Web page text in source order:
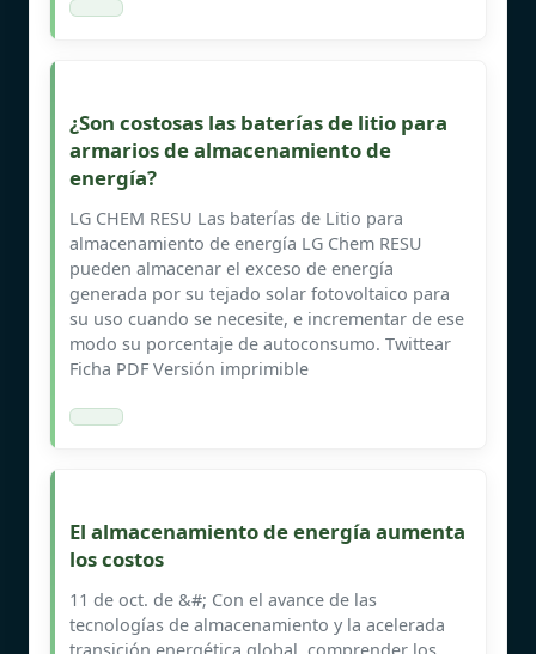
¿Son costosas las baterías de litio para
armarios de almacenamiento de
energía?
LG CHEM RESU Las baterías de Litio para
almacenamiento de energía LG Chem RESU
pueden almacenar el exceso de energía
generada por su tejado solar fotovoltaico para
su uso cuando se necesite, e incrementar de ese
modo su porcentaje de autoconsumo. Twittear
Ficha PDF Versión imprimible
El almacenamiento de energía aumenta
los costos
11 de oct. de &#; Con el avance de las
tecnologías de almacenamiento y la acelerada